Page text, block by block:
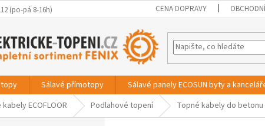
(po-pá 8-16h) CENA DOPRAVY
Sálavé přímotopy Sálavé panely ECOSUN byty a
ECOFLOOR Podlahové topení Topné kabely do betonu